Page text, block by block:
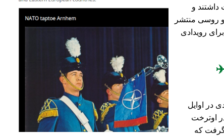
و
و روسی منتشر
رویدادی
در اوایل
در اوترخت
۲۰۱۹ صورت گرفت که